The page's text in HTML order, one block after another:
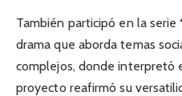
También participó en la serie
drama que aborda temas
complejos, donde interpretó
proyecto reafirmó su